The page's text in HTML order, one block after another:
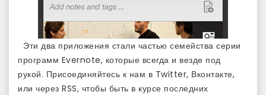
Эти два приложения стали частью семейства серии
программ Evernote, которые всегда и везде под
рукой. Присоединяйтесь к нам в Twitter, Вконтакте,
или через RSS, чтобы быть в курсе последних